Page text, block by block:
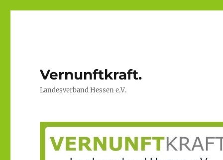
Vernunftkraft.
Landesverband Hessen e.V.